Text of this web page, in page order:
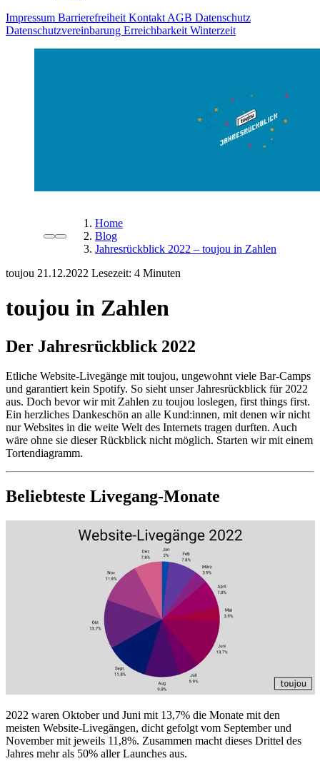
Impressum Barrierefreiheit Kontakt AGB Datenschutz
Datenschutzvereinbarung Erreichbarkeit Winterzeit
Home
Blog
Jahresrückblick 2022 – toujou in Zahlen
toujou 21.12.2022 Lesezeit:
toujou in Zahlen
Der Jahresrückblick 2022
Etliche Website-Livegänge mit toujou, ungewohnt viele Bar-Camps
und garantiert kein Spotify. So sieht unser Jahresrückblick für 2022
aus. Doch bevor wir mit Zahlen zu toujou loslegen, first things first.
Ein herzliches Dankeschön an alle Kund:innen, mit denen wir nicht
nur Websites in die weite Welt des Internets tragen durften. Auch
wäre ohne sie dieser Rückblick nicht möglich. Starten wir mit einem
Tortendiagramm.
Beliebteste Livegang-Monate
2022 waren Oktober und Juni mit 13,7% die Monate mit den
meisten Website-Livegängen, dicht gefolgt vom September und
November mit jeweils 11,8%. Zusammen macht dieses Drittel des
Jahres mehr als 50% aller Launches aus.